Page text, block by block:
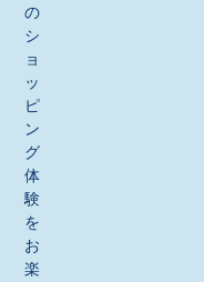
の
シ
ョ
ッ
ピ
ン
グ
体
験
を
お
楽